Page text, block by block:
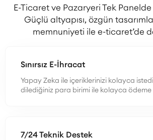
E-Ticaret ve Pazaryeri Tek
Güçlü altyapısı, özgün
memnuniyeti ile e-ticaret’de
Sınırsız E-İhracat
Yapay Zeka ile içeriklerinizi kolayca
dilediğiniz para birimi ile kolayca ödeme
7/24 Teknik Destek